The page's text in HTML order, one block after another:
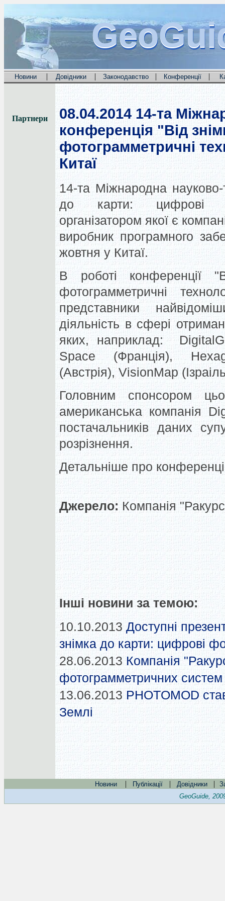
Новини | Довідники | Законодавство | Конференції |
Партнери 08.04.2014 14-та
конференція "Від
фотограмметричні
Китаї
14-та Міжнародна
до карти: цифрові
організатором якої є
виробник програмного
жовтня у Китаї.
В роботі конференції
фотограмметричні
представники
діяльність в сфері
яких, наприклад:
Space (Франція),
(Австрія), VisionMap
Головним спонсором
американська компанія
постачальників даних
розрізнення.
Детальніше про
Джерело: Компанія
Інші новини за темою:
10.10.2013 Доступні
знімка до карти: цифрові
28.06.2013 Компанія
фотограмметричних систем
13.06.2013 PHOTOMOD
Землі
Новини | Публікації | Довідники |
GeoGuide,